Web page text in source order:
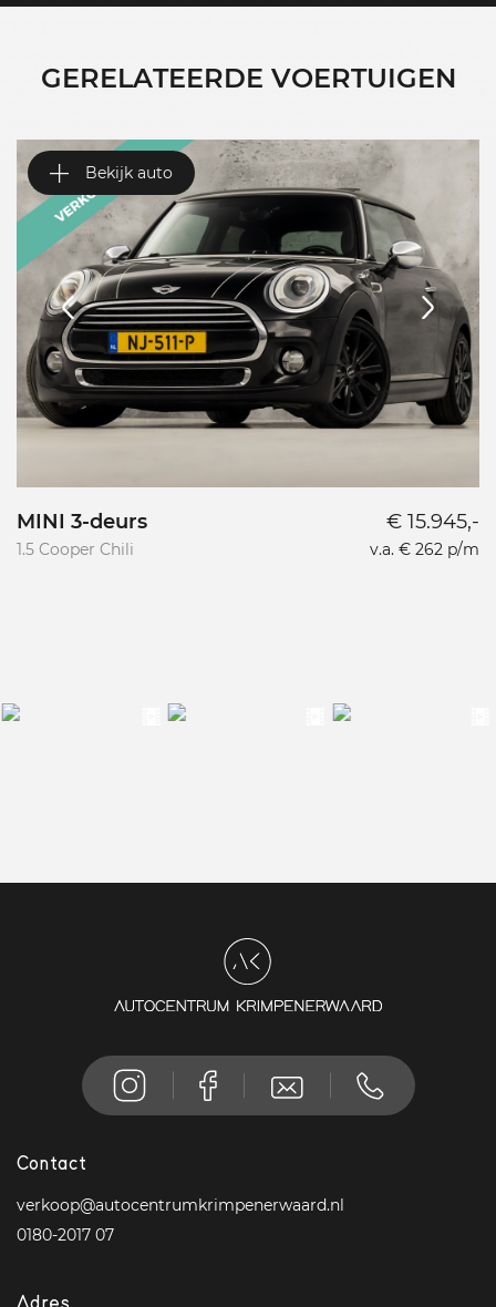
GERELATEERDE VOERTUIGEN
Bekijk auto
MINI 3-deurs
1.5 Cooper Chili
€ 15.945,-
v.a. € 262 p/m
Contact
verkoop@autocentrumkrimpenerwaard.nl
0180-2017 07